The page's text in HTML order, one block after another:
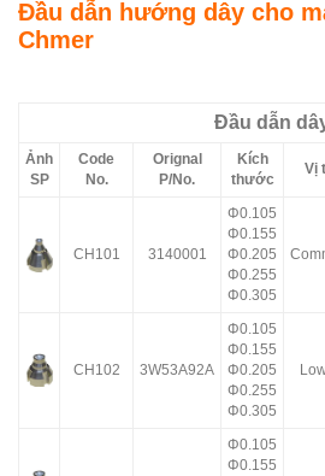
Đầu dẫn hướng dây cho
Chmer
Đầu dẫn
Ảnh
SP
Code
No.
Orignal
P/No.
Kích
thước
Vị
CH101 3140001
Φ0.105
Φ0.155
Φ0.205
Φ0.255
Φ0.305
CH102 3W53A92A
Φ0.105
Φ0.155
Φ0.205
Φ0.255
Φ0.305
Φ0.105
Φ0.155